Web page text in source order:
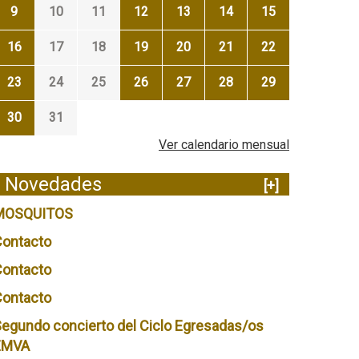
9 10 11 12 13 14 15
16 17 18 19 20 21 22
23 24 25 26 27 28 29
30
31
Ver calendario mensual
Novedades
[+]
concierto del Ciclo Egresadas/os